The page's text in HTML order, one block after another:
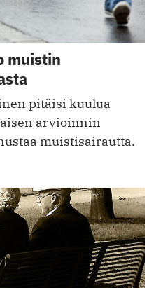
muistin
pitäisi kuulua
arvioinnin
muistisairautta.